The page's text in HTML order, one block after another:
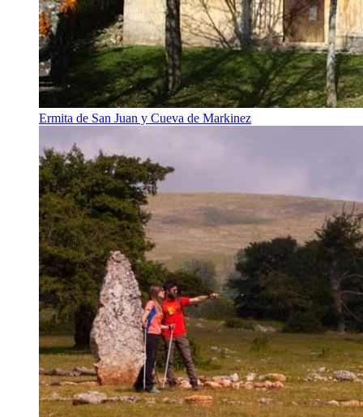
Ermita de San Juan y Cueva de Markinez